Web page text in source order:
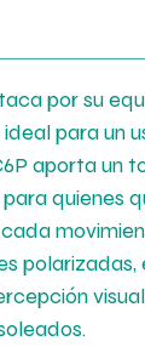
por su
para un
aporta un
quienes